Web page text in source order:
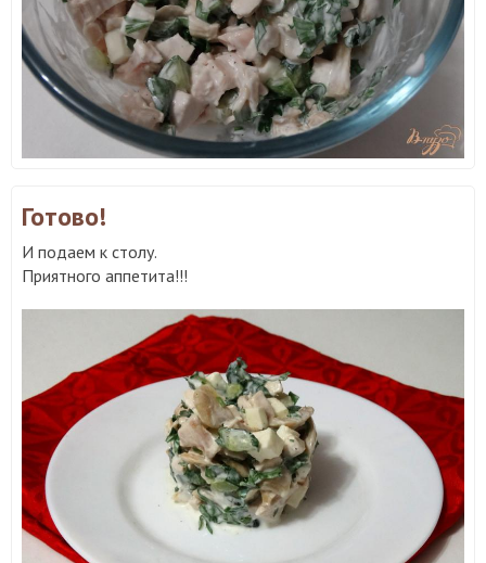
Готово!
И подаем к столу.
Приятного аппетита!!!